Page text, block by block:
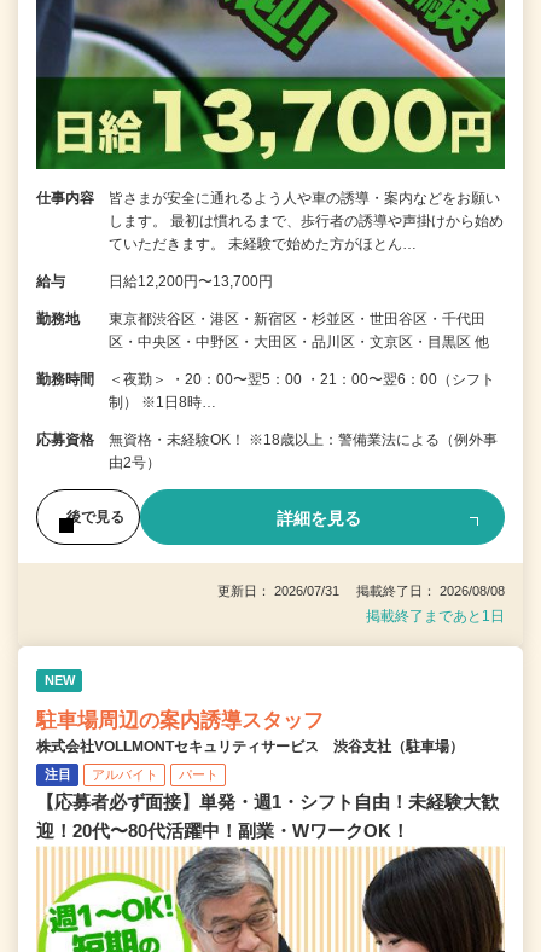
仕事内容
皆さまが安全に通れるよう人や車の誘導・案内などをお願い
します。 最初は慣れるまで、歩行者の誘導や声掛けから始め
ていただきます。 未経験で始めた方がほとん…
給与 日給12,200円〜13,700円
勤務地
東京都渋谷区・港区・新宿区・杉並区・世田谷区・千代田
区・中央区・中野区・大田区・品川区・文京区・目黒区 他
勤務時間
＜夜勤＞ ・20：00〜翌5：00 ・21：00〜翌6：00（シフト
制） ※1日8時…
応募資格
無資格・未経験OK！ ※18歳以上：警備業法による（例外事
由2号）
後で見る 詳細を見る
更新日： 2026/07/31 掲載終了日： 2026/08/08
掲載終了まであと1日
NEW
駐車場周辺の案内誘導スタッフ
株式会社VOLLMONTセキュリティサービス 渋谷支社（駐車場）
注目 アルバイト パート
【応募者必ず面接】単発・週1・シフト自由！未経験大歓
迎！20代〜80代活躍中！副業・WワークOK！